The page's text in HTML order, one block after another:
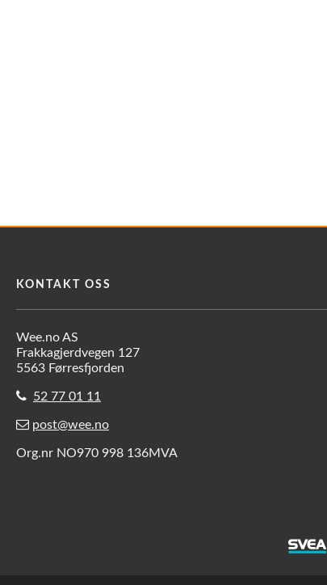
KONTAKT OSS
Wee.no AS
Frakkagjerdvegen 127
5563 Førresfjorden
52 77 01 11
post@wee.no
Org.nr NO970 998 136MVA